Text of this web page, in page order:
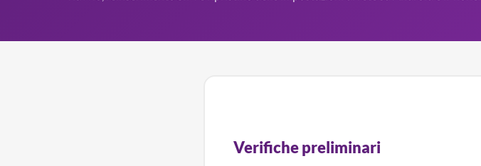
Verifiche preliminari